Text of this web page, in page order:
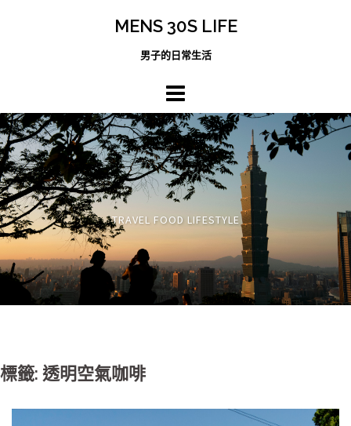
MENS 30S LIFE
男子的日常生活
TRAVEL FOOD LIFESTYLE
標籤: 透明空氣咖啡